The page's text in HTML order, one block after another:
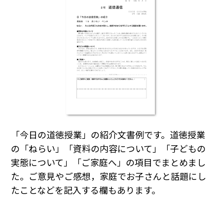
「今日の道徳授業」の紹介文書例です。道徳授業
の「ねらい」「資料の内容について」「子どもの
実態について」「ご家庭へ」の項目でまとめまし
た。ご意見やご感想，家庭でお子さんと話題にし
たことなどを記入する欄もあります。